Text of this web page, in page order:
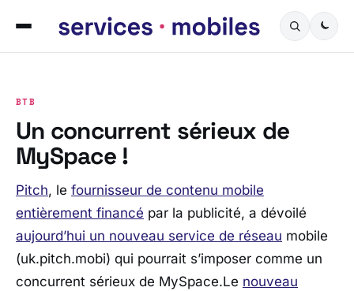
BTB
Un concurrent sérieux de
MySpace !
Pitch, le fournisseur de contenu mobile
entièrement financé par la publicité, a dévoilé
aujourd’hui un nouveau service de réseau mobile
(uk.pitch.mobi) qui pourrait s’imposer comme un
concurrent sérieux de MySpace.Le nouveau